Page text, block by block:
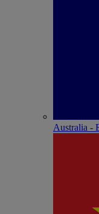
Australia -